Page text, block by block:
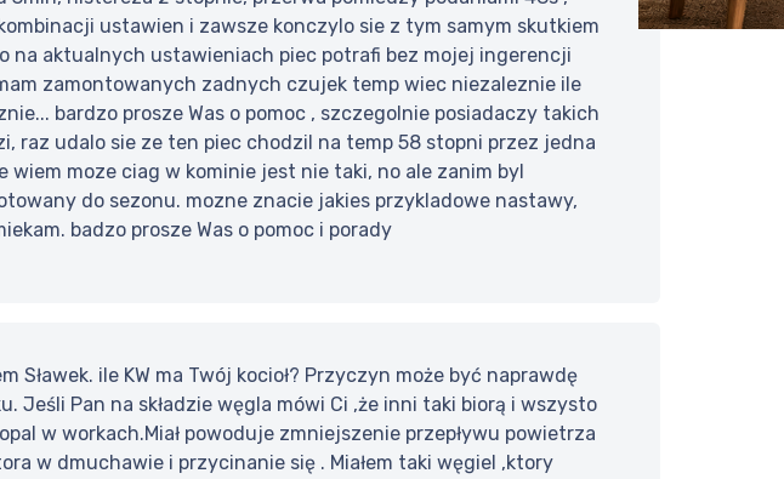
ustawien i zawsze konczylo sie z tym samym skutkiem
na aktualnych ustawieniach piec potrafi bez mojej ingerencji
zamontowanych zadnych czujek temp wiec niezaleznie ile
bardzo prosze Was o pomoc , szczegolnie posiadaczy takich
raz udalo sie ze ten piec chodzil na temp 58 stopni przez jedna
wiem moze ciag w kominie jest nie taki, no ale zanim byl
do sezonu. mozne znacie jakies przykladowe nastawy,
badzo prosze Was o pomoc i porady
Sławek. ile KW ma Twój kocioł? Przyczyn może być naprawdę
Jeśli Pan na składzie węgla mówi Ci ,że inni taki biorą i wszysto
w workach.Miał powoduje zmniejszenie przepływu powietrza
w dmuchawie i przycinanie się . Miałem taki węgiel ,ktory